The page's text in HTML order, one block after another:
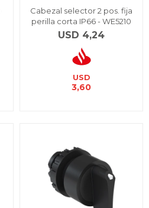
Cabezal selector 2 pos. fija
perilla corta IP66 - WE5210
USD 4,24
USD
3,60